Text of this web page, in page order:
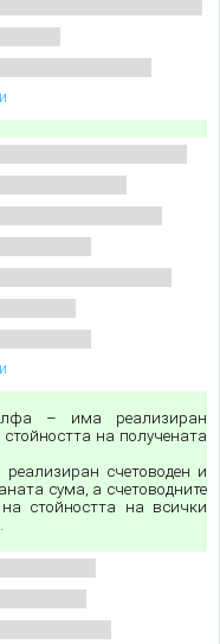
– има реализиран
на получената
счетоводен и
сума, а счетоводните
стойността на всички